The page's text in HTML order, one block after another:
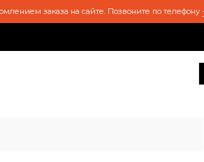
заказа на сайте. Позвоните по телефону